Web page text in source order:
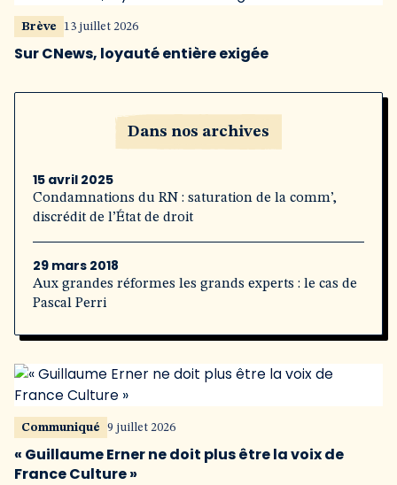
Brève 13 juillet 2026
Sur CNews, loyauté entière exigée
Dans nos archives
15 avril 2025
Condamnations du RN : saturation de la comm’,
discrédit de l’État de droit
29 mars 2018
Aux grandes réformes les grands experts : le cas de
Pascal Perri
Communiqué 9 juillet 2026
« Guillaume Erner ne doit plus être la voix de
France Culture »